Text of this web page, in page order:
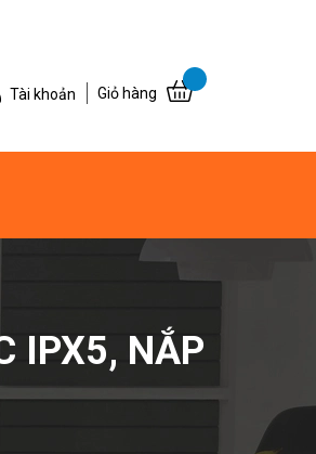
Tài khoản Giỏ hàng
IPX5, NẮP